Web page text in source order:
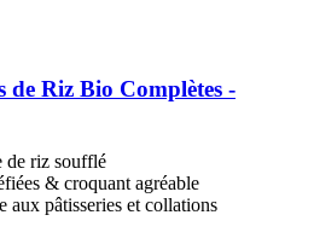
de Riz Bio Complètes -​
de riz soufflé
& croquant agréable
aux pâtisseries et collations